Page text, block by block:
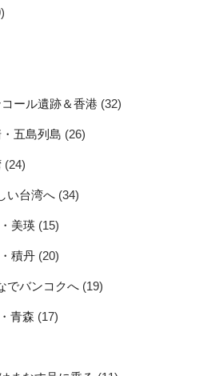
ール遺跡＆香港 (32)
五島列島 (26)
(24)
い台湾へ (34)
美瑛 (15)
積丹 (20)
でバンコクへ (19)
青森 (17)